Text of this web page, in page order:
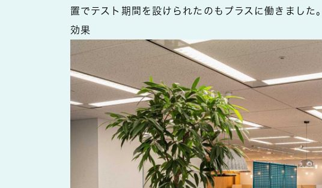
置でテスト期間を設けられたのもプラスに働きました。
効果